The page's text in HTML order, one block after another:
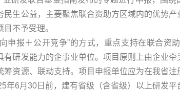
民生公益，主要聚焦联合资助方区域内的优势
不予受理。
申报＋公开竞争”的方式，重点支持在联合资
有研发能力的企事业单位。项目原则上由企业
筹资源、联动支持。项目申报单位应为在我省
年6月30日前，建有省级（含省级）以上研发